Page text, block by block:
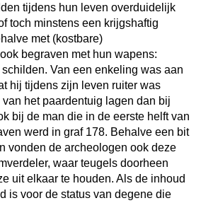
tijdens hun leven overduidelijk
toch minstens een krijgshaftig
met (kostbare)
begraven met hun wapens:
Van een enkeling was aan
hij tijdens zijn leven ruiter was
het paardentuig lagen dan bij
bij de man die in de eerste helft van
werd in graf 178. Behalve een bit
vonden de archeologen ook deze
waar teugels doorheen
uit elkaar te houden. Als de inhoud
is voor de status van degene die